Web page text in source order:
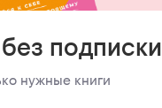
подписки
нужные книги